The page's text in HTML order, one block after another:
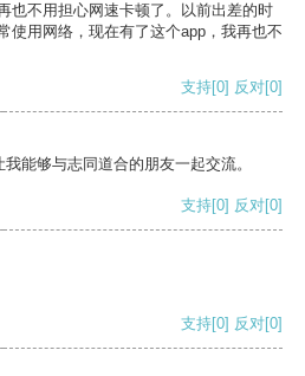
也不用担心网速卡顿了。以前出差的时
使用网络，现在有了这个app，我再也不
支持[0] 反对[0]
能够与志同道合的朋友一起交流。
支持[0] 反对[0]
支持[0] 反对[0]